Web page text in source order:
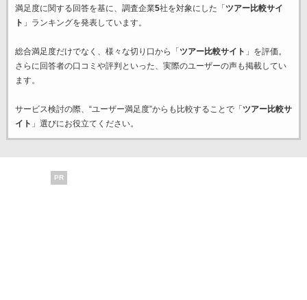
満足度に関する回答を基に、調査企業5社を対象にした「 ツアー比較サイ
ト 」ランキングを発表しています。
総合満足度だけでなく、様々な切り口から「 ツアー比較サイト 」を評価。
さらに回答者の口コミや評判といった、実際のユーザーの声も掲載してい
ます。
サービス検討の際、“ユーザー満足度”からも比較することで「 ツアー比較サ
イト 」選びにお役立てください。
PR